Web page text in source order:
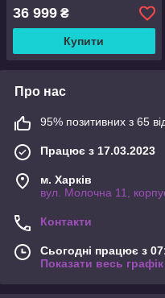
36 999 ₴
Купити
Про нас
95% позитивних з 65
Працює з 17.03.2023
м. Харків
вул. Молочна 11,
Контакти
Сьогодні працює з
Показати весь